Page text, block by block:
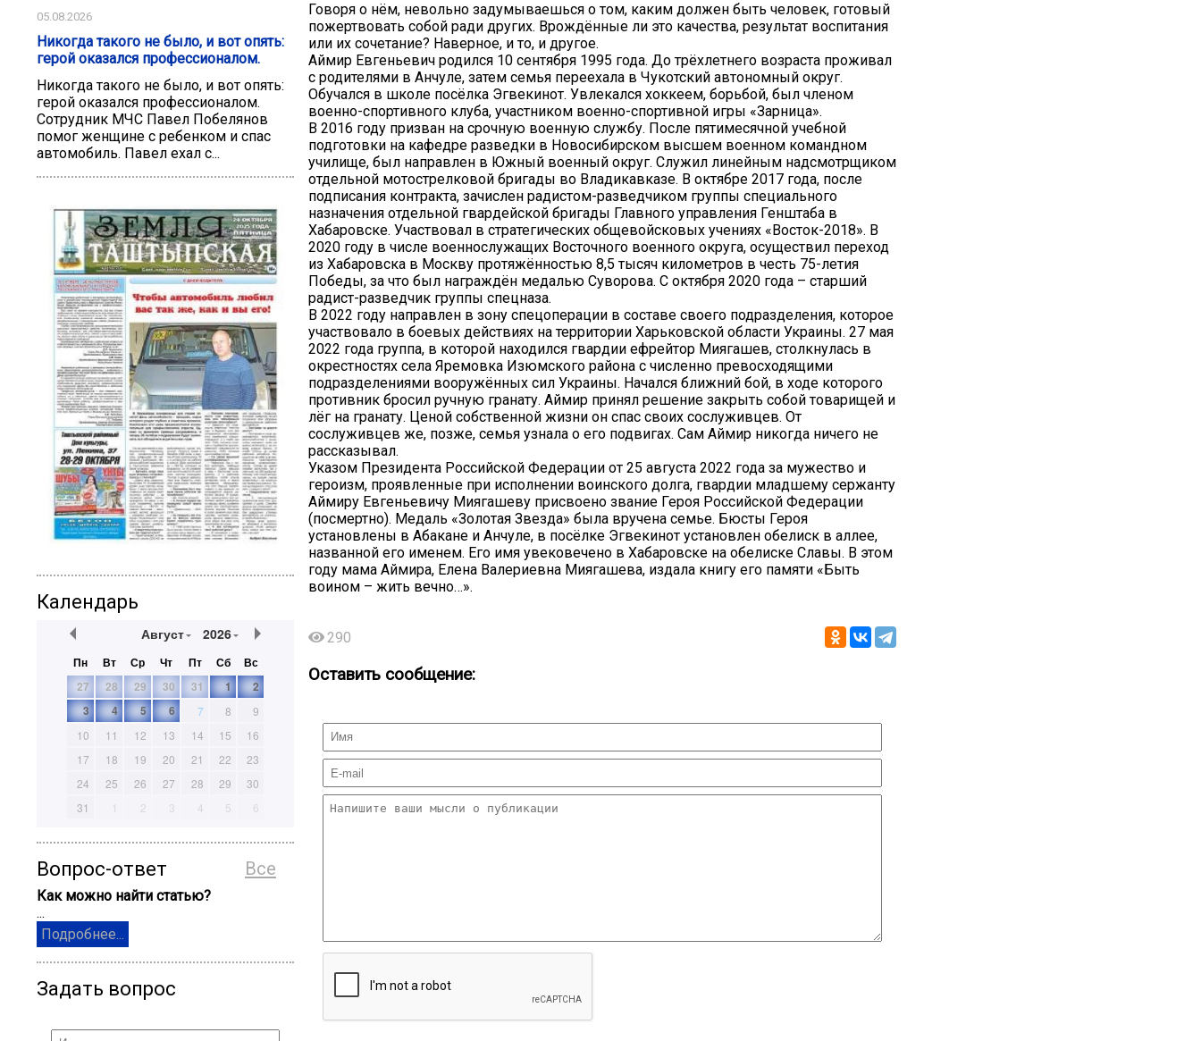
05.08.2026
Никогда такого не было, и вот опять:
герой оказался профессионалом.
Никогда такого не было, и вот опять:
герой оказался профессионалом.
Сотрудник МЧС Павел Побелянов
помог женщине с ребенком и спас
автомобиль. Павел ехал с...
Календарь
Август 2026
Пн Вт Ср Чт Пт Сб
Вс
27
28 29 30 31 1
2
3
4 5 6 7 8
9
10
11 12 13 14 15
16
17
18 19 20 21 22
23
24
25 26 27 28 29
30
31
1 2 3 4 5 6
Все
Вопрос-ответ
Как можно найти статью?
...
Подробнее...
Задать вопрос
Говоря о нём, невольно задумываешься о том, каким должен быть человек, готовый
пожертвовать собой ради других. Врождённые ли это качества, результат воспитания
или их сочетание? Наверное, и то, и другое.
Аймир Евгеньевич родился 10 сентября 1995 года. До трёхлетнего возраста проживал
с родителями в Анчуле, затем семья переехала в Чукотский автономный округ.
Обучался в школе посёлка Эгвекинот. Увлекался хоккеем, борьбой, был членом
военно-спортивного клуба, участником военно-спортивной игры «Зарница».
В 2016 году призван на срочную военную службу. После пятимесячной учебной
подготовки на кафедре разведки в Новосибирском высшем военном командном
училище, был направлен в Южный военный округ. Служил линейным надсмотрщиком
отдельной мотострелковой бригады во Владикавказе. В октябре 2017 года, после
подписания контракта, зачислен радистом-разведчиком группы специального
назначения отдельной гвардейской бригады Главного управления Генштаба в
Хабаровске. Участвовал в стратегических общевойсковых учениях «Восток-2018». В
2020 году в числе военнослужащих Восточного военного округа, осуществил переход
из Хабаровска в Москву протяжённостью 8,5 тысяч километров в честь 75-летия
Победы, за что был награждён медалью Суворова. С октября 2020 года – старший
радист-разведчик группы спецназа.
В 2022 году направлен в зону спецоперации в составе своего подразделения, которое
участвовало в боевых действиях на территории Харьковской области Украины. 27 мая
2022 года группа, в которой находился гвардии ефрейтор Миягашев, столкнулась в
окрестностях села Яремовка Изюмского района с численно превосходящими
подразделениями вооружённых сил Украины. Начался ближний бой, в ходе которого
противник бросил ручную гранату. Аймир принял решение закрыть собой товарищей и
лёг на гранату. Ценой собственной жизни он спас своих сослуживцев. От
сослуживцев же, позже, семья узнала о его подвигах. Сам Аймир никогда ничего не
рассказывал.
Указом Президента Российской Федерации от 25 августа 2022 года за мужество и
героизм, проявленные при исполнении воинского долга, гвардии младшему сержанту
Аймиру Евгеньевичу Миягашеву присвоено звание Героя Российской Федерации
(посмертно). Медаль «Золотая Звезда» была вручена семье. Бюсты Героя
установлены в Абакане и Анчуле, в посёлке Эгвекинот установлен обелиск в аллее,
названной его именем. Его имя увековечено в Хабаровске на обелиске Славы. В этом
году мама Аймира, Елена Валериевна Миягашева, издала книгу его памяти «Быть
воином – жить вечно…».
290
Оставить сообщение: